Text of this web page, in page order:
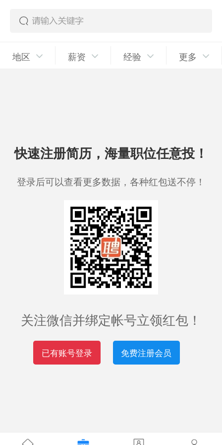
地区 薪资 经验 更多
快速注册简历，海量职位任意投！
登录后可以查看更多数据，各种红包送不停！
关注微信并绑定帐号立领红包！
已有账号登录 免费注册会员